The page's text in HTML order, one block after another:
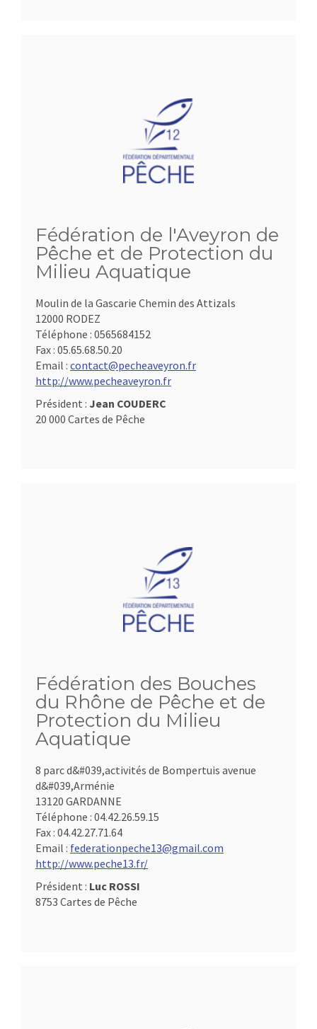
Fédération de l'Aveyron de
Pêche et de Protection du
Milieu Aquatique
Moulin de la Gascarie Chemin des Attizals
12000 RODEZ
Téléphone : 0565684152
Fax : 05.65.68.50.20
Email : contact@pecheaveyron.fr
http://www.pecheaveyron.fr
Président : Jean COUDERC
20 000 Cartes de Pêche
Fédération des Bouches
du Rhône de Pêche et de
Protection du Milieu
Aquatique
8 parc d&#039,activités de Bompertuis avenue
d&#039,Arménie
13120 GARDANNE
Téléphone : 04.42.26.59.15
Fax : 04.42.27.71.64
Email : federationpeche13@gmail.com
http://www.peche13.fr/
Président : Luc ROSSI
8753 Cartes de Pêche